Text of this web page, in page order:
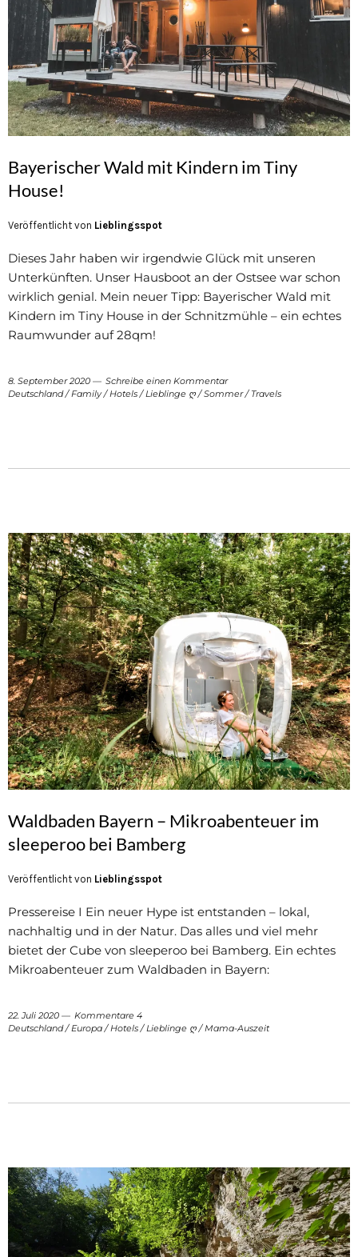
Bayerischer Wald mit Kindern im Tiny
House!
Veröffentlicht von Lieblingsspot
Dieses Jahr haben wir irgendwie Glück mit unseren
Unterkünften. Unser Hausboot an der Ostsee war schon
wirklich genial. Mein neuer Tipp: Bayerischer Wald mit
Kindern im Tiny House in der Schnitzmühle – ein echtes
Raumwunder auf 28qm!
8. September 2020
Schreibe einen Kommentar
Deutschland/Family/Hotels/Lieblinge ღ/Sommer/ Travels
Waldbaden Bayern – Mikroabenteuer im
sleeperoo bei Bamberg
Veröffentlicht von Lieblingsspot
Pressereise I Ein neuer Hype ist entstanden – lokal,
nachhaltig und in der Natur. Das alles und viel mehr
bietet der Cube von sleeperoo bei Bamberg. Ein echtes
Mikroabenteuer zum Waldbaden in Bayern:
22. Juli 2020
Kommentare 4
Deutschland/Europa/Hotels/Lieblinge ღ/Mama-Auszeit